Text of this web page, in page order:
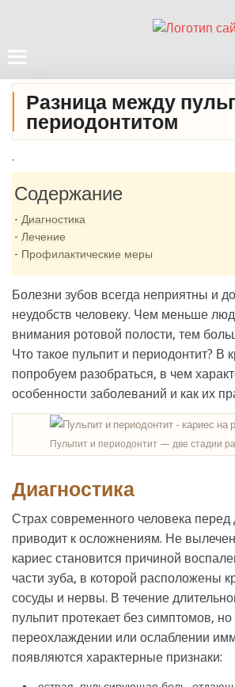
Разница между
периодонтитом
.
Содержание
Диагностика
Лечение
Профилактические меры
Болезни зубов всегда неприятны и
неудобств человеку. Чем меньше
внимания ротовой полости, тем
Что такое пульпит и периодонтит? В
попробуем разобраться, в чем
особенности заболеваний и как их
Пульпит и периодонтит — две стадии
Диагностика
Страх современного человека перед
приводит к осложнениям. Не
кариес становится причиной
части зуба, в которой расположены
сосуды и нервы. В течение
пульпит протекает без симптомов,
переохлаждении или ослаблении
появляются характерные признаки: